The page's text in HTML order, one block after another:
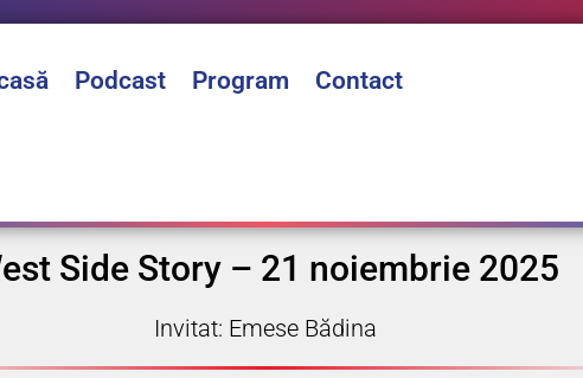
Podcast Program Contact
Side Story – 21 noiembrie 2025
Invitat: Emese Bădina